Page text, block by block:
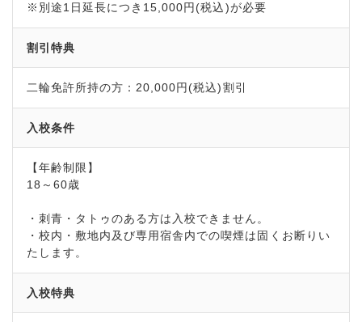
※別途1日延長につき15,000円(税込)が必要
割引特典
二輪免許所持の方：20,000円(税込)割引
入校条件
【年齢制限】
18～60歳
・刺青・タトゥのある方は入校できません。
・校内・敷地内及び専用宿舎内での喫煙は固くお断りい
たします。
入校特典